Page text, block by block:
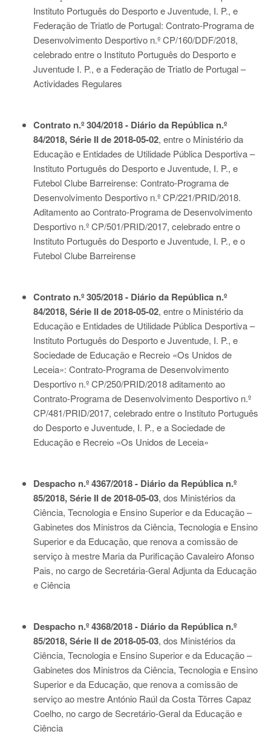
Instituto Português do Desporto e Juventude, I. P., e
Federação de Triatlo de Portugal: Contrato-Programa de
Desenvolvimento Desportivo n.º CP/160/DDF/2018,
celebrado entre o Instituto Português do Desporto e
Juventude I. P., e a Federação de Triatlo de Portugal –
Actividades Regulares
Contrato n.º 304/2018 - Diário da República n.º
84/2018, Série II de 2018-05-02, entre o Ministério da
Educação e Entidades de Utilidade Pública Desportiva –
Instituto Português do Desporto e Juventude, I. P., e
Futebol Clube Barreirense: Contrato-Programa de
Desenvolvimento Desportivo n.º CP/221/PRID/2018.
Aditamento ao Contrato-Programa de Desenvolvimento
Desportivo n.º CP/501/PRID/2017, celebrado entre o
Instituto Português do Desporto e Juventude, I. P., e o
Futebol Clube Barreirense
Contrato n.º 305/2018 - Diário da República n.º
84/2018, Série II de 2018-05-02, entre o Ministério da
Educação e Entidades de Utilidade Pública Desportiva –
Instituto Português do Desporto e Juventude, I. P., e
Sociedade de Educação e Recreio «Os Unidos de
Leceia»: Contrato-Programa de Desenvolvimento
Desportivo n.º CP/250/PRID/2018 aditamento ao
Contrato-Programa de Desenvolvimento Desportivo n.º
CP/481/PRID/2017, celebrado entre o Instituto Português
do Desporto e Juventude, I. P., e a Sociedade de
Educação e Recreio «Os Unidos de Leceia»
Despacho n.º 4367/2018 - Diário da República n.º
85/2018, Série II de 2018-05-03, dos Ministérios da
Ciência, Tecnologia e Ensino Superior e da Educação –
Gabinetes dos Ministros da Ciência, Tecnologia e Ensino
Superior e da Educação, que renova a comissão de
serviço à mestre Maria da Purificação Cavaleiro Afonso
Pais, no cargo de Secretária-Geral Adjunta da Educação
e Ciência
Despacho n.º 4368/2018 - Diário da República n.º
85/2018, Série II de 2018-05-03, dos Ministérios da
Ciência, Tecnologia e Ensino Superior e da Educação –
Gabinetes dos Ministros da Ciência, Tecnologia e Ensino
Superior e da Educação, que renova a comissão de
serviço ao mestre António Raúl da Costa Tôrres Capaz
Coelho, no cargo de Secretário-Geral da Educação e
Ciência